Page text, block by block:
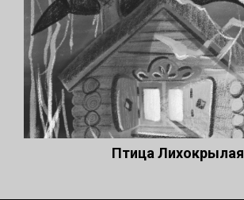
Птица Лихокрылая